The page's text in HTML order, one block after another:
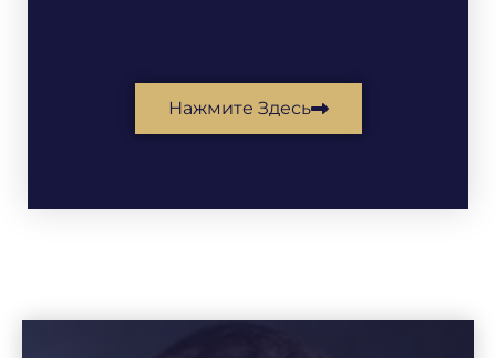
Нажмите Здесь